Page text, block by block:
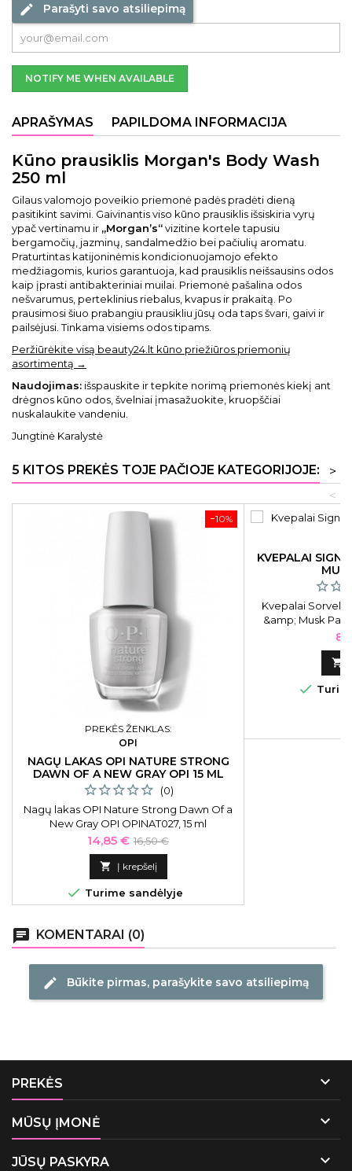
edit Parašyti savo atsiliepimą
NOTIFY ME WHEN AVAILABLE
APRAŠYMAS PAPILDOMA INFORMACIJA
Kūno prausiklis Morgan's Body Wash
250 ml
Gilaus valomojo poveikio priemonė padės pradėti dieną
pasitikint savimi. Gaivinantis viso kūno prausiklis išsiskiria vyrų
ypač vertinamu ir „Morgan’s“vizitine kortele tapusiu
bergamočių, jazminų, sandalmedžio bei pačiulių aromatu.
Praturtintas katijoninėmis kondicionuojamojo efekto
medžiagomis, kurios garantuoja, kad prausiklis neišsausins odos
kaip įprasti antibakteriniai muilai. Priemonė pašalina odos
nešvarumus, perteklinius riebalus, kvapus ir prakaitą. Po
prausimosi šiuo prabangiu prausikliu jūsų oda taps švari, gaivi ir
pailsėjusi. Tinkama visiems odos tipams.
Peržiūrėkite visą beauty24.lt kūno priežiūros priemonių
asortimentą →
Naudojimas: išspauskite ir tepkite norimą priemonės kiekį ant
drėgnos kūno odos, švelniai įmasažuokite, kruopščiai
nuskalaukite vandeniu.
Jungtinė Karalystė
5 KITOS PREKĖS TOJE PAČIOJE KATEGORIJOJE:
>
<
−10%
PREKĖS ŽENKLAS:
OPI
NAGŲ LAKAS OPI NATURE STRONG
DAWN OF A NEW GRAY OPI 15 ML
(0)
Nagų lakas OPI Nature Strong Dawn Of a
New Gray OPI OPINAT027, 15 ml
Kaina
14,85 € Bazinė
kaina
16,50 €
 Į krepšelį
 Turime sandėlyje
KVEPALAI
Kvepalai
&amp; Musk


chat KOMENTARAI (0)
edit Būkite pirmas, parašykite savo atsiliepimą
PREKĖS 
MŪSŲ ĮMONĖ 
JŪSŲ PASKYRA 